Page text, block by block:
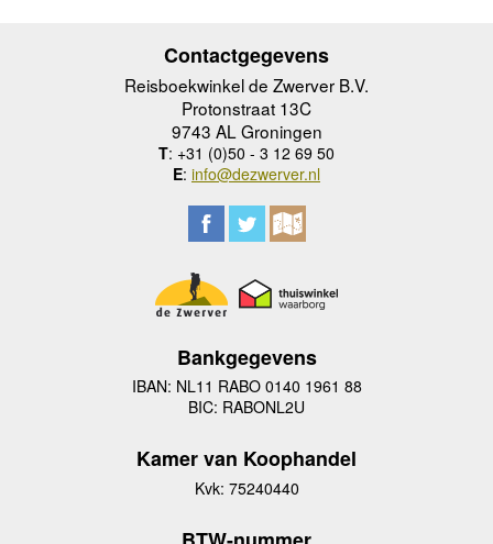
Contactgegevens
Reisboekwinkel de Zwerver B.V.
Protonstraat 13C
9743 AL Groningen
T: +31 (0)50 - 3 12 69 50
E: info@dezwerver.nl
Bankgegevens
IBAN: NL11 RABO 0140 1961 88
BIC: RABONL2U
Kamer van Koophandel
Kvk: 75240440